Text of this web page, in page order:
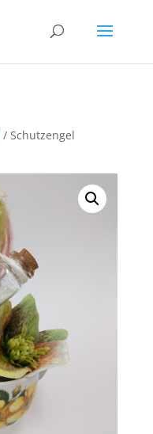
/ Schutzengel